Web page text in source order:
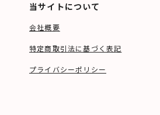
当サイトについて
会社概要
特定商取引法に基づく表記
プライバシーポリシー